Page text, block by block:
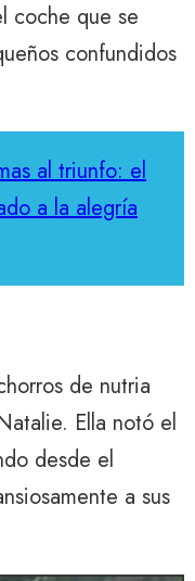
coche que se
confundidos
al triunfo: el
a la alegría
de nutria
Ella notó el
desde el
a sus